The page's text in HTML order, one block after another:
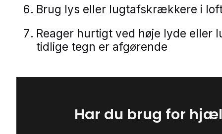
Brug lys eller lugtafskrækkere i
Reager hurtigt ved høje lyde eller
tidlige tegn er afgørende
Har du brug for